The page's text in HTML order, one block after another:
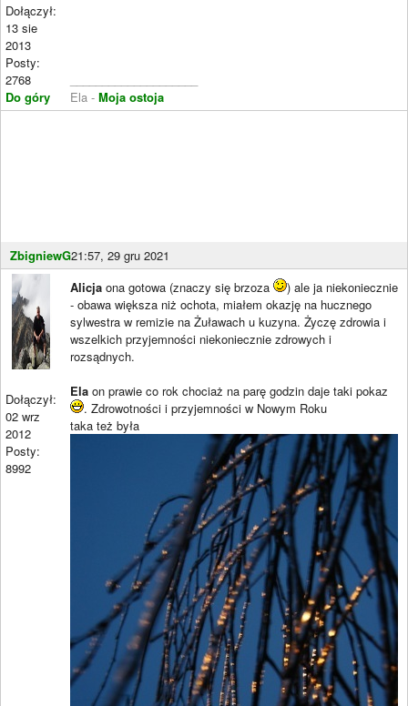
Dołączył:
13 sie
2013
Posty:
2768
Do góry
Ela - Moja ostoja
ZbigniewG21:57, 29 gru 2021
Dołączył:
02 wrz
2012
Posty:
8992
Alicja ona gotowa (znaczy się brzoza
) ale ja niekoniecznie
- obawa większa niż ochota, miałem okazję na hucznego
sylwestra w remizie na Żuławach u kuzyna. Życzę zdrowia i
wszelkich przyjemności niekoniecznie zdrowych i
rozsądnych.
Ela on prawie co rok chociaż na parę godzin daje taki pokaz
. Zdrowotności i przyjemności w Nowym Roku
taka też była